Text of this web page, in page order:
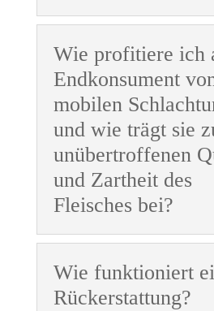
Wie profitiere ich
Endkonsument
mobilen
und wie trägt sie
unübertroffenen
und Zartheit des
Fleisches bei?
Wie funktioniert
Rückerstattung?